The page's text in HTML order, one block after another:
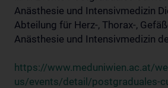
Anästhesie und Intensivmedizin
Abteilung für Herz-, Thorax-,
Anästhesie und Intensivmedizin
https://www.meduniwien.ac.at/
us/events/detail/postgraduales-